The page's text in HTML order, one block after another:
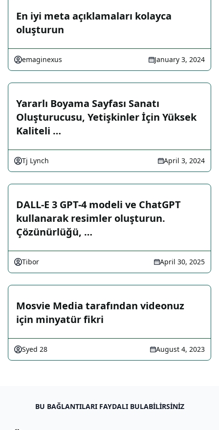
En iyi meta açıklamaları kolayca
oluşturun
emaginexus January 3, 2024
Yararlı Boyama Sayfası Sanatı
Oluşturucusu, Yetişkinler İçin Yüksek
Kaliteli …
Tj Lynch April 3, 2024
DALL-E 3 GPT-4 modeli ve ChatGPT
kullanarak resimler oluşturun.
Çözünürlüğü, …
Tibor April 30, 2025
Mosvie Media tarafından videonuz
için minyatür fikri
Syed 28 August 4, 2023
BU BAĞLANTILARI FAYDALI BULABILIRSINIZ